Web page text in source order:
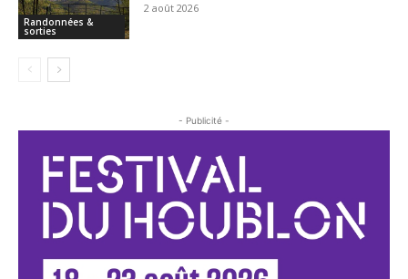
Randonnées &
sorties
2 août 2026
- Publicité -